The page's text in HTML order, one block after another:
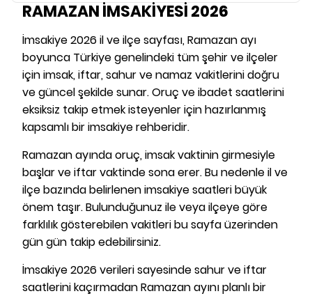
RAMAZAN İMSAKİYESİ 2026
İmsakiye 2026 il ve ilçe sayfası, Ramazan ayı
boyunca Türkiye genelindeki tüm şehir ve ilçeler
için imsak, iftar, sahur ve namaz vakitlerini doğru
ve güncel şekilde sunar. Oruç ve ibadet saatlerini
eksiksiz takip etmek isteyenler için hazırlanmış
kapsamlı bir imsakiye rehberidir.
Ramazan ayında oruç, imsak vaktinin girmesiyle
başlar ve iftar vaktinde sona erer. Bu nedenle il ve
ilçe bazında belirlenen imsakiye saatleri büyük
önem taşır. Bulunduğunuz ile veya ilçeye göre
farklılık gösterebilen vakitleri bu sayfa üzerinden
gün gün takip edebilirsiniz.
İmsakiye 2026 verileri sayesinde sahur ve iftar
saatlerini kaçırmadan Ramazan ayını planlı bir